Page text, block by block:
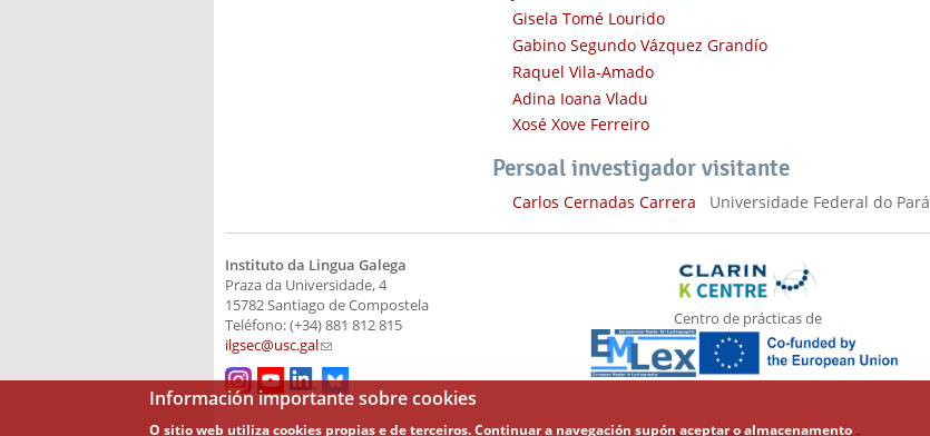
Gisela Tomé Lourido
Gabino Segundo Vázquez Grandío
Raquel Vila-Amado
Adina Ioana Vladu
Xosé Xove Ferreiro
Persoal investigador visitante
Carlos Cernadas Carrera Universidade Federal do Pará
Instituto da Lingua Galega
Praza da Universidade, 4
15782 Santiago de Compostela
Teléfono: (+34) 881 812 815
ilgsec@usc.gal(link sends e-mail)
Centro de prácticas de
Información importante sobre cookies
O sitio web utiliza cookies propias e de terceiros. Continuar a navegación supón aceptar o almacenamento